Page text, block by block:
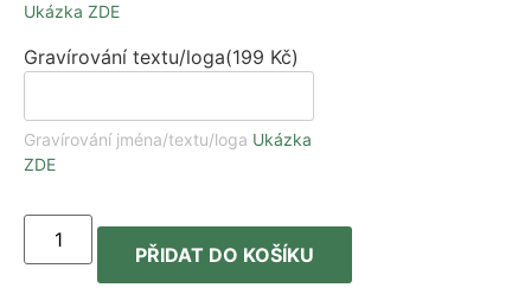
Ukázka ZDE
Gravírování textu/loga(199 Kč)
Gravírování jména/textu/loga Ukázka
ZDE
PŘIDAT DO KOŠÍKU